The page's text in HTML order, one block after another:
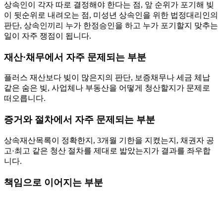
상속인이 각자 따로 결정해야 한다는 점, 앞 순위가 포기해 빚
이 뒷순위로 내려오는 점, 미성년 상속인을 위한 법정대리인의
판단, 상속인끼리 누가 한정승인을 하고 누가 포기할지 맞추는
일이 자주 쟁점이 됩니다.
재산·채무에서 자주 문제되는 부분
플러스 재산보다 빚이 많은지의 판단, 보증채무나 세금 체납
같은 숨은 빚, 사업체나 부동산을 어떻게 청산할지가 문제로
떠오릅니다.
증거와 절차에서 자주 문제되는 부분
상속재산목록이 정확한지, 3개월 기한을 지켰는지, 채권자 공
고·최고 같은 청산 절차를 제대로 밟았는지가 결과를 좌우합
니다.
책임으로 이어지는 부분